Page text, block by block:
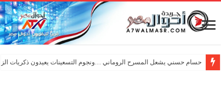
حسام حسني يشعل المسرح الروماني …ونجوم التسعينات يعيدون ذكريات